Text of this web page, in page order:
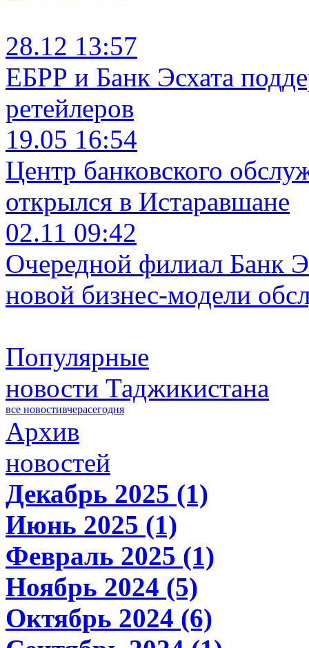
28.12 13:57
ЕБРР и Банк Эсхата
ретейлеров
19.05 16:54
Центр банковского
открылся в Истаравшане
02.11 09:42
Очередной филиал Банк
новой бизнес-модели
Популярные
новости Таджикистана
все новостивчерасегодня
Архив
новостей
Декабрь 2025 (1)
Июнь 2025 (1)
Февраль 2025 (1)
Ноябрь 2024 (5)
Октябрь 2024 (6)